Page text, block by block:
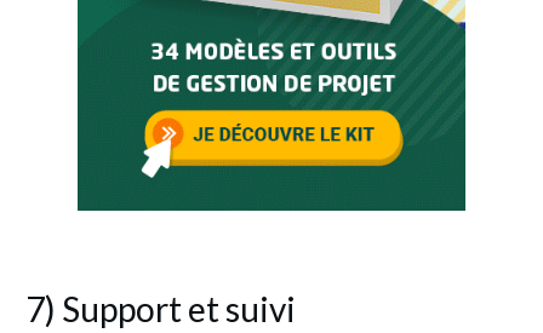
7) Support et suivi